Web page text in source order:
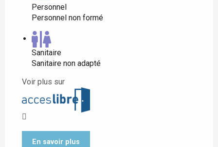
Personnel
Personnel non formé
Sanitaire
Sanitaire non adapté
Voir plus sur
En savoir plus